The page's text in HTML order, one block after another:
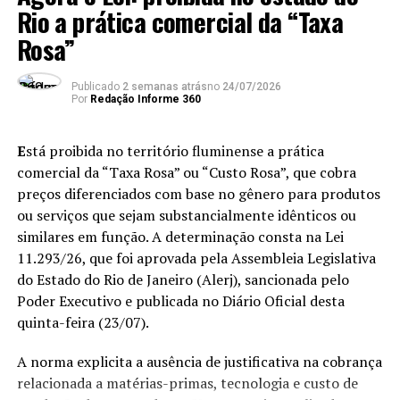
interinamente o posto de governador.
Entenda
Desde maio de 2025, o Rio de Janeiro não tinha vice-
governador, uma vez que Thiago Pampolharenunciou
para assumir vaga de conselheiro do Tribunal de Contas
do Estado (TCE).
Com a manobra, o então presidente da Assembleia
Legislativa do Estado do Rio de Janeiro (Alerj), Rodrigo
funcionários do governo dos Estados Unidos, e justificou
a medida dizendo que a presença de ambos no país teria
como objetivo colocar em dúvida o sistema eleitoral
brasileiro.
na próxima eleição para presidente”.
A nota afirma que oepisódio de hoje faz parte de uma
“escalada deliberada de medidas hostis” contra o
Brasil.
“A decisão de hoje não é um
fato isolado. Faz parte de
uma escalada deliberada de
medidas hostis ao Brasil,
Partido Comunista do Brasil (PCdoB) – 30 de julho
Partido Socialista dos Trabalhadores Unificado
(PSTU) – 31 de julho
Partido Verde (PV) – 31 de julho
Partido da Causa Operária (PCO) – 1º de agosto
Partido dos Trabalhadores (PT) – 2 de agosto
Partido Socialista Brasileiro (PSB) – 2 de agosto
Rio a prática comercial da “Taxa
Rosa”
Publicado 2 semanas atrásno 24/07/2026
Por Redação Informe 360
Está proibida no território fluminense a prática
comercial da “Taxa Rosa” ou “Custo Rosa”, que cobra
preços diferenciados com base no gênero para produtos
ou serviços que sejam substancialmente idênticos ou
similares em função. A determinação consta na Lei
11.293/26, que foi aprovada pela Assembleia Legislativa
do Estado do Rio de Janeiro (Alerj), sancionada pelo
Poder Executivo e publicada no Diário Oficial desta
quinta-feira (23/07).
A norma explicita a ausência de justificativa na cobrança
relacionada a matérias-primas, tecnologia e custo de